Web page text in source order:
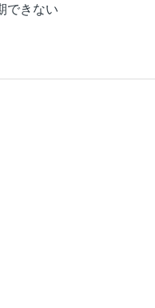
できない